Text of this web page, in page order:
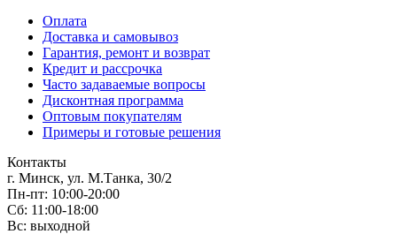
Оплата
Доставка и самовывоз
Гарантия, ремонт и возврат
Кредит и рассрочка
Часто задаваемые вопросы
Дисконтная программа
Оптовым покупателям
Примеры и готовые решения
Контакты
г. Минск, ул. М.Танка, 30/2
Пн-пт: 10:00-20:00
Сб: 11:00-18:00
Вс: выходной